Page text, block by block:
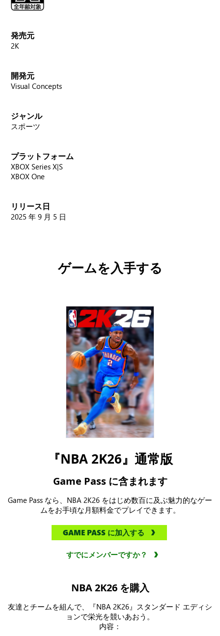
発売元
2K
開発元
Visual Concepts
ジャンル
スポーツ
プラットフォーム
XBOX Series X|S
XBOX One
リリース日
2025 年 9 月 5 日
ゲームを入手する
『NBA 2K26』通常版
Game Pass に含まれます
Game Pass なら、NBA 2K26 をはじめ数百に及ぶ魅力的なゲー
ムをお手頃な月額料金でプレイできます。
GAME PASS に加入する
すでにメンバーですか？
NBA 2K26 を購入
友達とチームを組んで、『NBA 2K26』スタンダード エディシ
ョンで栄光を競いあおう。
内容：